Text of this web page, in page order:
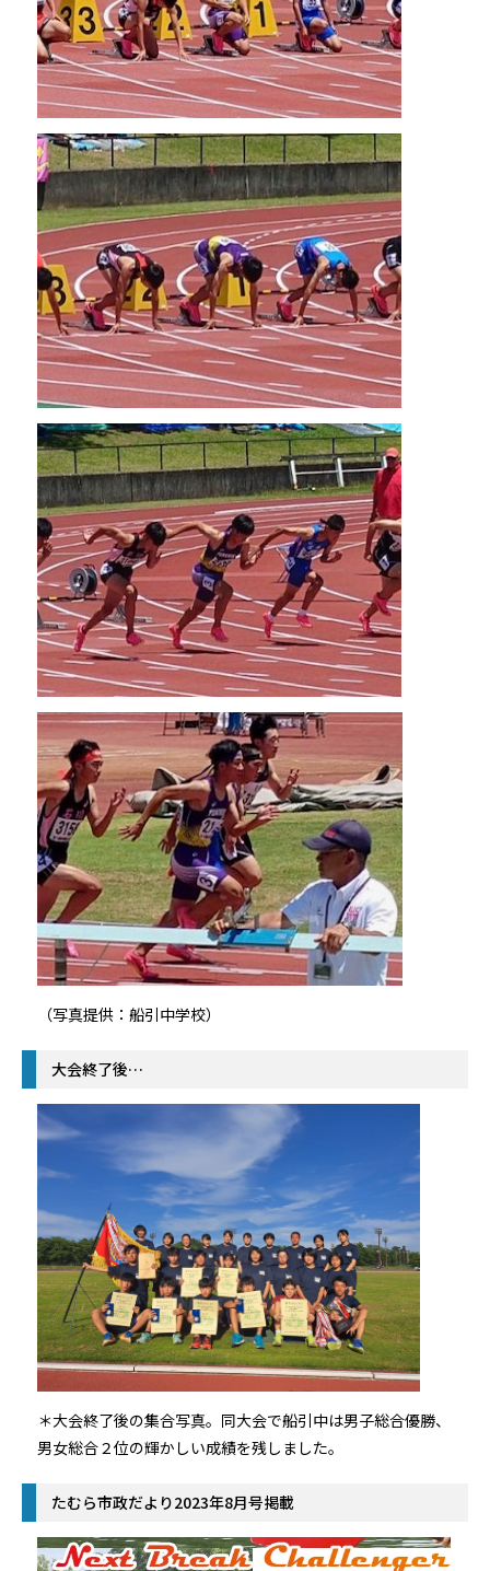
（写真提供：船引中学校）
大会終了後…
＊大会終了後の集合写真。同大会で船引中は男子総合優勝、
男女総合２位の輝かしい成績を残しました。
たむら市政だより2023年8月号掲載